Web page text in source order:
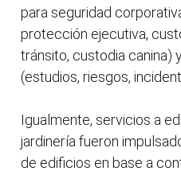
para seguridad
protección ejecutiva,
tránsito, custodia canina)
(estudios, riesgos,
Igualmente, servicios a
jardinería fueron
de edificios en base a